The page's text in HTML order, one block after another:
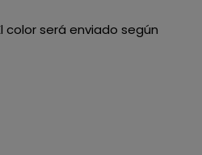
color será enviado según